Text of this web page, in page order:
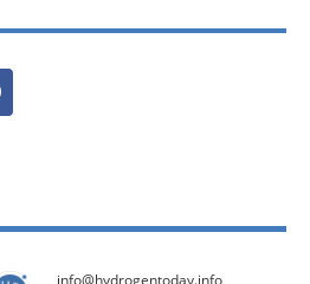
info@hydrogentoday.info